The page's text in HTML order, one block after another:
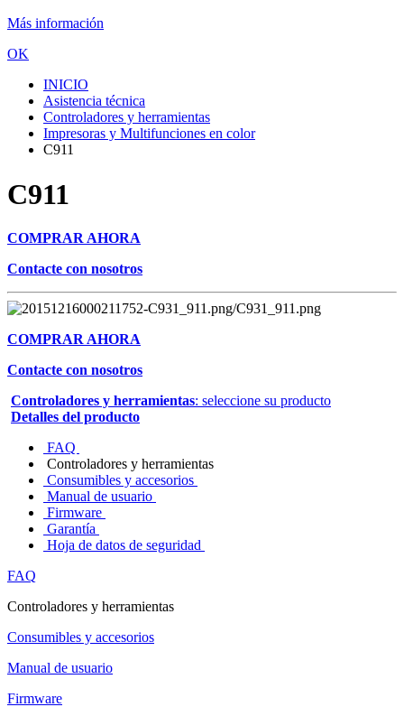
Más información
OK
INICIO
Asistencia técnica
Controladores y herramientas
Impresoras y Multifunciones en color
C911
C911
COMPRAR AHORA
Contacte con nosotros
COMPRAR AHORA
Contacte con nosotros
Controladores y herramientas: seleccione su producto
Detalles del producto
FAQ
Controladores y herramientas
Consumibles y accesorios
Manual de usuario
Firmware
Garantía
Hoja de datos de seguridad
FAQ
Controladores y herramientas
Consumibles y accesorios
Manual de usuario
Firmware